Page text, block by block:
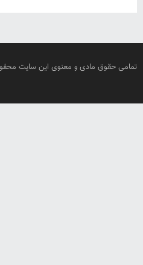
تمامی حقوق مادی و معنوی این سایت